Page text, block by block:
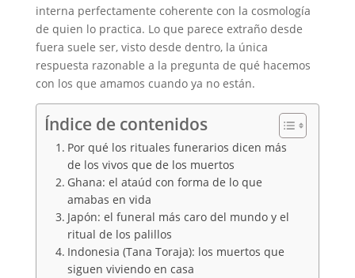
interna perfectamente coherente con la cosmología
de quien lo practica. Lo que parece extraño desde
fuera suele ser, visto desde dentro, la única
respuesta razonable a la pregunta de qué hacemos
con los que amamos cuando ya no están.
Índice de contenidos
Por qué los rituales funerarios dicen más
de los vivos que de los muertos
Ghana: el ataúd con forma de lo que
amabas en vida
Japón: el funeral más caro del mundo y el
ritual de los palillos
Indonesia (Tana Toraja): los muertos que
siguen viviendo en casa